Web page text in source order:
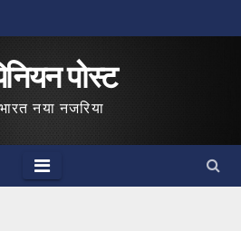
पोस्ट
नया नजरिया